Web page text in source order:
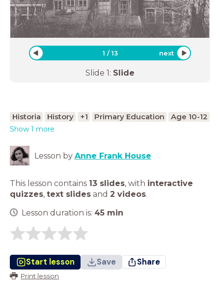
1 /13 next
Slide 1: Slide
Historia History +1 Primary Education Age 10-12
Show 1 more
Lesson by Anne Frank House
This lesson contains 13 slides, with interactive
quizzes, text slides and 2 videos.
Lesson duration is: 45 min
Start lesson Save Share
Print lesson